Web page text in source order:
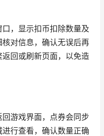
，显示扣币扣除数量及
对信息，确认无误后再
回或刷新页面，以免造
游戏界面，点券会同步
行查看，确认数量正确